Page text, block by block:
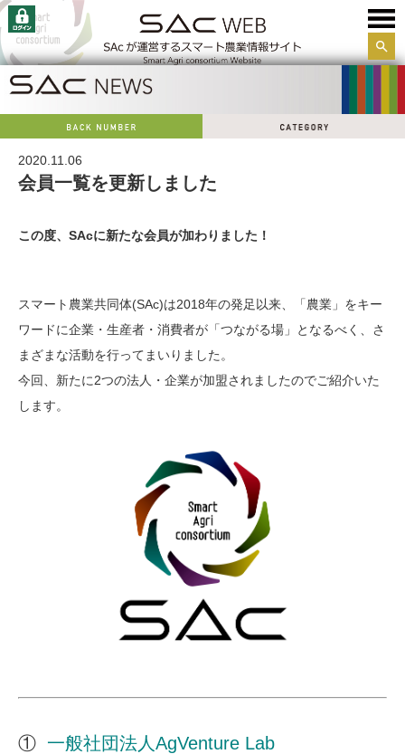
サイ
2020.11.06
会員一覧を更新しました
この度、SAcに新たな会員が加わりました！
スマート農業共同体(SAc)は2018年の発足以来、「農業」をキー
ワードに企業・生産者・消費者が「つながる場」となるべく、さ
まざまな活動を行ってまいりました。
今回、新たに2つの法人・企業が加盟されましたのでご紹介いた
します。
① 一般社団法人AgVenture Lab